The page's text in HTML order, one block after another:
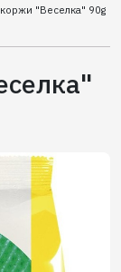
"Веселка" 90g